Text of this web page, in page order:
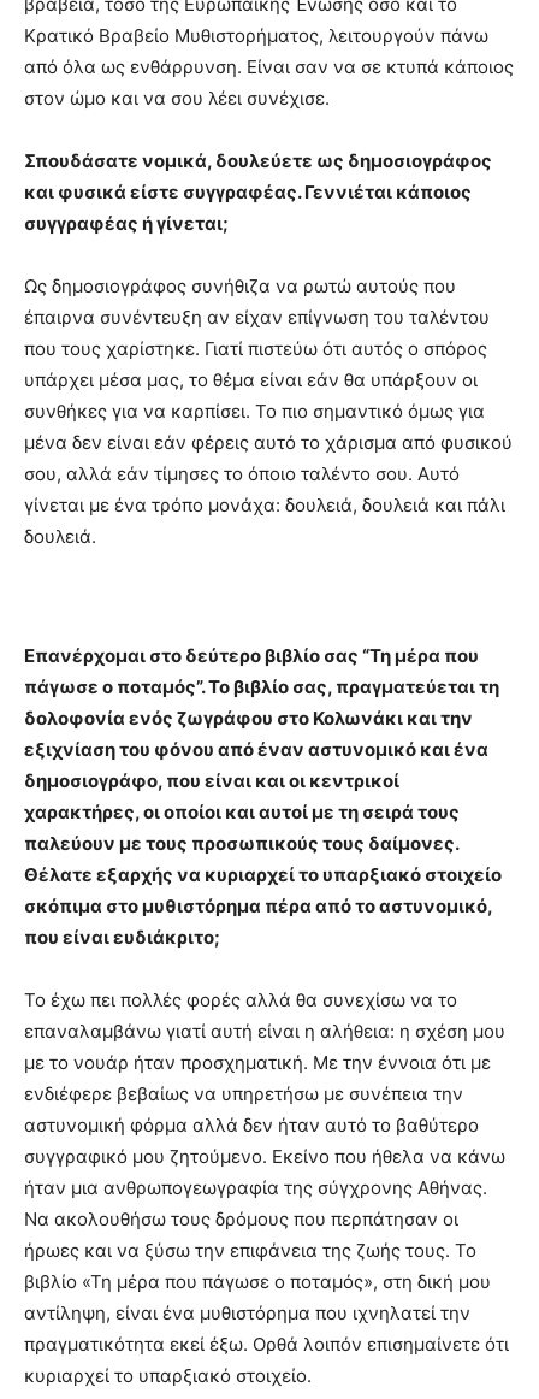
Κρατικό Βραβείο Μυθιστορήματος, λειτουργούν πάνω
από όλα ως ενθάρρυνση. Είναι σαν να σε κτυπά κάποιος
στον ώμο και να σου λέει συνέχισε.
Σπουδάσατε νομικά, δουλεύετε ως δημοσιογράφος
και φυσικά είστε συγγραφέας. Γεννιέται κάποιος
συγγραφέας ή γίνεται;
Ως δημοσιογράφος συνήθιζα να ρωτώ αυτούς που
έπαιρνα συνέντευξη αν είχαν επίγνωση του ταλέντου
που τους χαρίστηκε. Γιατί πιστεύω ότι αυτός ο σπόρος
υπάρχει μέσα μας, το θέμα είναι εάν θα υπάρξουν οι
συνθήκες για να καρπίσει. Το πιο σημαντικό όμως για
μένα δεν είναι εάν φέρεις αυτό το χάρισμα από φυσικού
σου, αλλά εάν τίμησες το όποιο ταλέντο σου. Αυτό
γίνεται με ένα τρόπο μονάχα: δουλειά, δουλειά και πάλι
δουλειά.
Επανέρχομαι στο δεύτερο βιβλίο σας “Τη μέρα που
πάγωσε ο ποταμός”. Το βιβλίο σας, πραγματεύεται τη
δολοφονία ενός ζωγράφου στο Κολωνάκι και την
εξιχνίαση του φόνου από έναν αστυνομικό και ένα
δημοσιογράφο, που είναι και οι κεντρικοί
χαρακτήρες, οι οποίοι και αυτοί με τη σειρά τους
παλεύουν με τους προσωπικούς τους δαίμονες.
Θέλατε εξαρχής να κυριαρχεί το υπαρξιακό στοιχείο
σκόπιμα στο μυθιστόρημα πέρα από το αστυνομικό,
που είναι ευδιάκριτο;
Το έχω πει πολλές φορές αλλά θα συνεχίσω να το
επαναλαμβάνω γιατί αυτή είναι η αλήθεια: η σχέση μου
με το νουάρ ήταν προσχηματική. Με την έννοια ότι με
ενδιέφερε βεβαίως να υπηρετήσω με συνέπεια την
αστυνομική φόρμα αλλά δεν ήταν αυτό το βαθύτερο
συγγραφικό μου ζητούμενο. Εκείνο που ήθελα να κάνω
ήταν μια ανθρωπογεωγραφία της σύγχρονης Αθήνας.
Να ακολουθήσω τους δρόμους που περπάτησαν οι
ήρωες και να ξύσω την επιφάνεια της ζωής τους. Το
βιβλίο «Τη μέρα που πάγωσε ο ποταμός», στη δική μου
αντίληψη, είναι ένα μυθιστόρημα που ιχνηλατεί την
πραγματικότητα εκεί έξω. Ορθά λοιπόν επισημαίνετε ότι
κυριαρχεί το υπαρξιακό στοιχείο.